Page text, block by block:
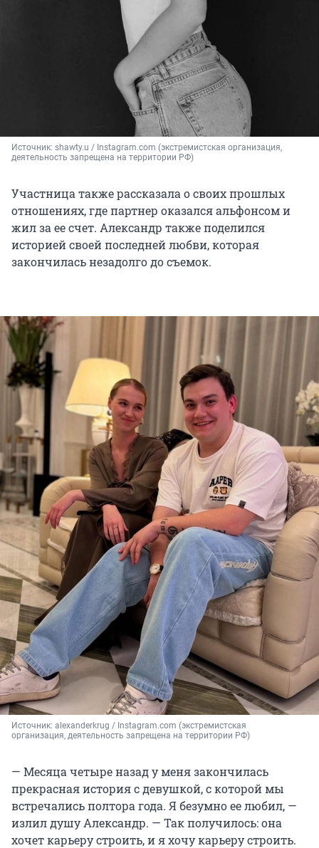
Источник: shawty.u / Instagram.com (экстремистская организация,
деятельность запрещена на территории РФ)
Участница также рассказала о своих прошлых
отношениях, где партнер оказался альфонсом и
жил за ее счет. Александр также поделился
историей своей последней любви, которая
закончилась незадолго до съемок.
Источник: alexanderkrug / Instagram.com (экстремистская
организация, деятельность запрещена на территории РФ)
— Месяца четыре назад у меня закончилась
прекрасная история с девушкой, с которой мы
встречались полтора года. Я безумно ее любил, —
излил душу Александр. — Так получилось: она
хочет карьеру строить, и я хочу карьеру строить.